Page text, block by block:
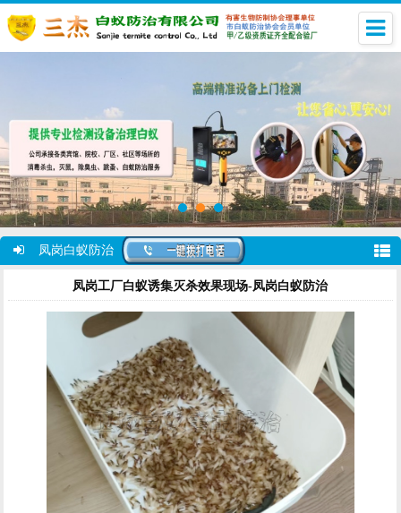
凤岗白蚁防治
凤岗工厂白蚁诱集灭杀效果现场-凤岗白蚁防治